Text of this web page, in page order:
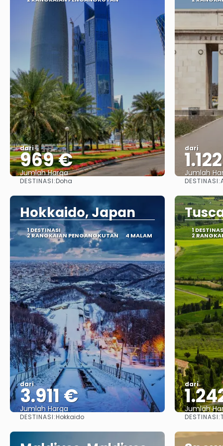
dari
969 €
Jumlah Harga
DESTINASI:Doha
dari
Jumlah
DESTINASI:
Hokkaido, Japan
1 DESTINASI
2 RANGKAIAN PENGANGKUTAN 4 MALAM
dari
3.911 €
Jumlah Harga
Lihat
DESTINASI:Hokkaido
1
2
dari
Jumlah
DESTINASI: